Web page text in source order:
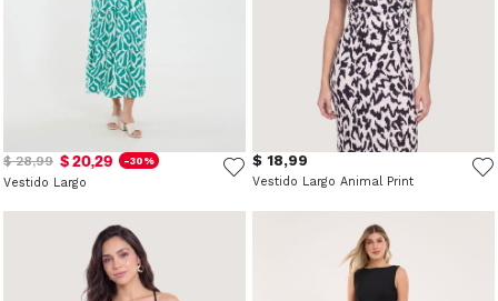
$ 28,99 $ 20,29 -30%
Vestido Largo
$ 18,99
Vestido Largo Animal Print